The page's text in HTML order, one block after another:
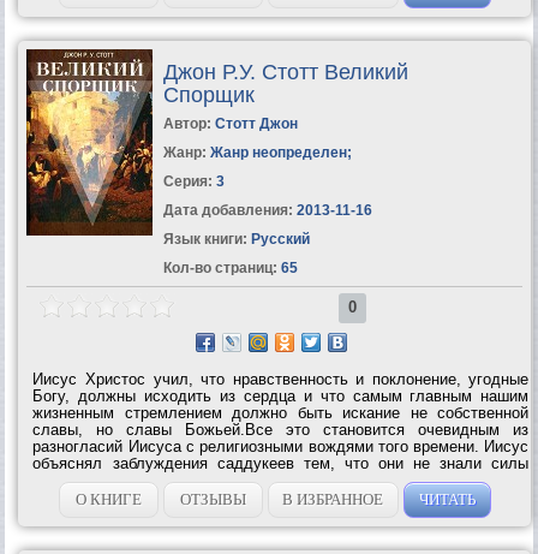
Джон Р.У. Стотт Великий
Спорщик
Автор: Стотт Джон
Жанр: Жанр неопределен;
Серия: 3
Дата добавления: 2013-11-16
Язык книги: Русский
Кол-во страниц: 65
0
Иисус Христос учил, что нравственность и поклонение, угодные
Богу, должны исходить из сердца и что самым главным нашим
жизненным стремлением должно быть искание не собственной
славы, но славы Божьей.Все это становится очевидным из
разногласий Иисуса с религиозными вождями того времени. Иисус
объяснял заблуждения саддукеев тем, что они не знали силы
Божьей, а, полемизируя с фарисеями, Он утверждал, что
источником авторитета для нас...
О КНИГЕ ОТЗЫВЫ В ИЗБРАННОЕ ЧИТАТЬ